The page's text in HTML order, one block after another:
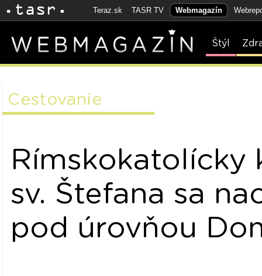
Teraz.sk TASR TV Webmagazín
Štýl
Cestovanie
Rímskokatolícky
sv. Štefana sa
pod úrovňou